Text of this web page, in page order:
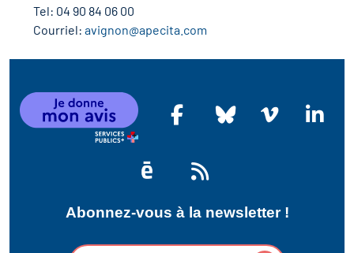
clés métiers et
lieu d'information ou
de l'Economie
(ESS)
du secteur sanitaire
de l'Industrie
Tel: 04 90 84 06 00
Courriel: avignon@apecita.com
Abonnez-vous à la newsletter !